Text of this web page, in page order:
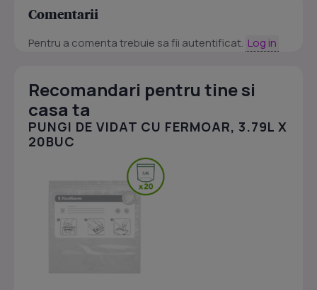
Comentarii
Pentru a comenta trebuie sa fii autentificat. Log in
Recomandari pentru tine si
casa ta
PUNGI DE VIDAT CU FERMOAR, 3.79L X
20BUC